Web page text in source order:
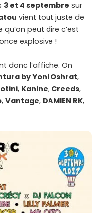
3 et 4 septembre sur
vient tout juste de
peut dire c’est
explosive !
donc l’affiche. On
by Yoni Oshrat,
, Kanine, Creeds,
, Vantage, DAMIEN RK,